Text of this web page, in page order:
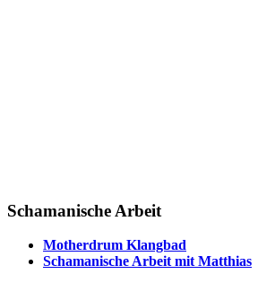
Schamanische Arbeit
Motherdrum Klangbad
Schamanische Arbeit mit Matthias